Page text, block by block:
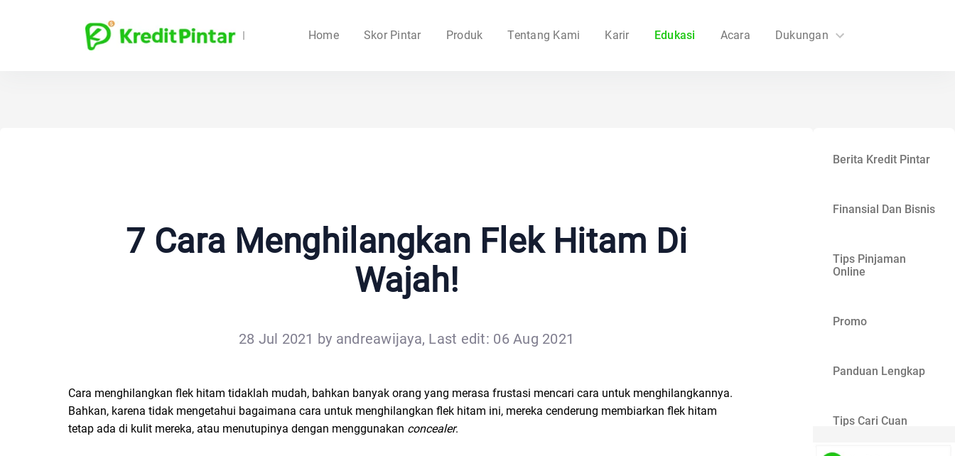
Home Skor Pintar Produk Tentang Kami Karir Edukasi Acara Dukungan
7 Cara Menghilangkan Flek Hitam Di
Wajah!
28 Jul 2021 by andreawijaya, Last edit: 06 Aug 2021
Cara menghilangkan flek hitam tidaklah mudah, bahkan banyak orang yang merasa frustasi mencari cara untuk menghilangkannya.
Bahkan, karena tidak mengetahui bagaimana cara untuk menghilangkan flek hitam ini, mereka cenderung membiarkan flek hitam
tetap ada di kulit mereka, atau menutupinya dengan menggunakan concealer.
Berita Kredit Pintar
Finansial Dan Bisnis
Tips Pinjaman
Online
Promo
Panduan Lengkap
Tips Cari Cuan